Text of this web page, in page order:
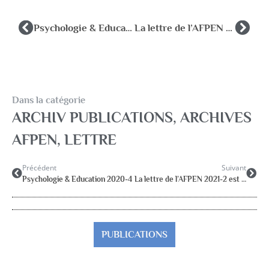
Psychologie & Education 2020-4 La lettre de l’AFPEN 2021-2 est parue…
Dans la catégorie
ARCHIV PUBLICATIONS, ARCHIVES
AFPEN, LETTRE
Précédent
Psychologie & Education 2020-4
Suivant
La lettre de l’AFPEN 2021-2 est parue…
PUBLICATIONS